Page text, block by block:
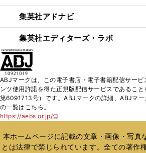
集英社アドナビ
集英社エディターズ・ラボ
ABJマークは、この電子書店・電子書籍配信サービ
ンツ使用許諾を得た正規版配信サービスであるこ
第6091713号）です。ABJマークの詳細、ABJマ
の一覧はこちら。
https://aebs.or.jp/
新
い
ウ
ィ
本ホームページに記載の文章・画像・写真
とは法律で禁じられています。全ての著作